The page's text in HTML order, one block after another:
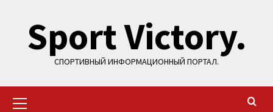
содержимому
Sport Victory.
СПОРТИВНЫЙ ИНФОРМАЦИОННЫЙ ПОРТАЛ.
меню